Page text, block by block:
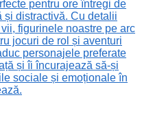
pentru ore întregi de
și distractivă. Cu detalii
figurinele noastre pe arc
jocuri de rol și aventuri
personajele preferate
și îi încurajează să-și
sociale și emoționale în